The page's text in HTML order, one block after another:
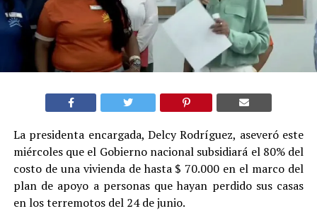
La presidenta encargada, Delcy Rodríguez, aseveró este
miércoles que el Gobierno nacional subsidiará el 80% del
costo de una vivienda de hasta $ 70.000 en el marco del
plan de apoyo a personas que hayan perdido sus casas
en los terremotos del 24 de junio.